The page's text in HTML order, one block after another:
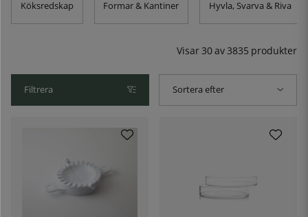
Köksredskap Formar & Kantiner Hyvla, Svarva & Riva
Visar 30av 3835 produkter
Filtrera Sortera efter